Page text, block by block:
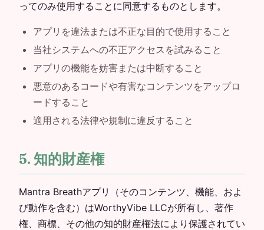
ってのみ使用することに同意するものとします。
アプリを違法または不正な目的で使用すること
当社システムへの不正アクセスを試みること
アプリの機能を妨害または中断すること
悪意のあるコードや有害なコンテンツをアップロ
ードすること
適用される法律や規制に違反すること
5. 知的財産権
Mantra Breathアプリ（そのコンテンツ、機能、およ
び動作を含む）はWorthyVibe LLCが所有し、著作
権、商標、その他の知的財産権法により保護されてい